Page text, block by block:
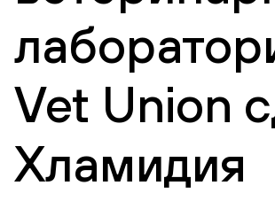
Vet Union
Хламидия